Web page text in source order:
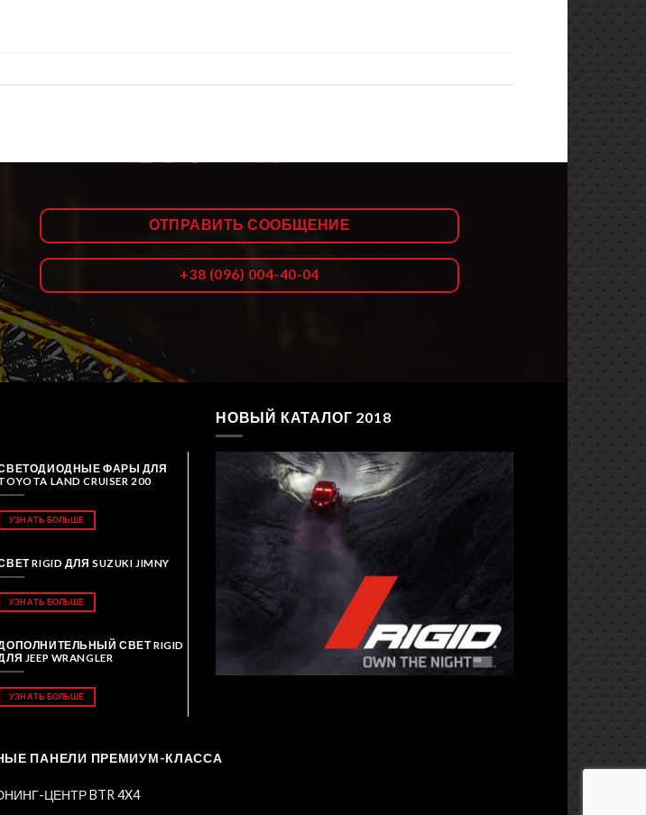
ОТПРАВИТЬ СООБЩЕНИЕ
+38 (096) 004-40-04
ФАРЫ ДЛЯ
LAND CRUISER 200
УЗНАТЬ БОЛЬШЕ
RIGID ДЛЯ SUZUKI JIMNY
УЗНАТЬ БОЛЬШЕ
СВЕТ RIGID
JEEP WRANGLER
УЗНАТЬ БОЛЬШЕ
НОВЫЙ КАТАЛОГ 2018
ПАНЕЛИ ПРЕМИУМ-КЛАССА
ЦЕНТР BTR 4X4